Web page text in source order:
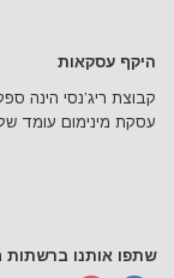
היקף עסקאות
קבוצת ריג’נסי הינה
עסקת מינימום עומד של 1000 ש”ח ובהזמנת כמות תוכלו לקבל הנחות
שתפו אותנו ברשתות